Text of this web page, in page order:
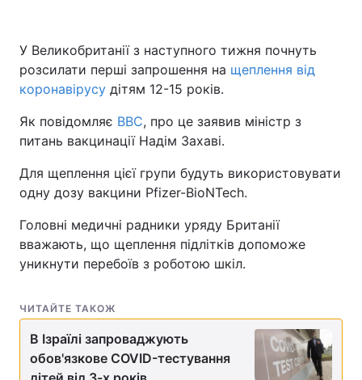
У Великобританії з наступного тижня почнуть
розсилати перші запрошення на щеплення від
коронавірусу дітям 12-15 років.
Як повідомляє BBC, про це заявив міністр з
питань вакцинації Надім Захаві.
Для щеплення цієї групи будуть використовувати
одну дозу вакцини Pfizer-BioNTech.
Головні медичні радники уряду Британії
вважають, що щеплення підлітків допоможе
уникнути перебоїв з роботою шкіл.
ЧИТАЙТЕ ТАКОЖ
В Ізраїлі запроваджують
обов'язкове COVID-тестування